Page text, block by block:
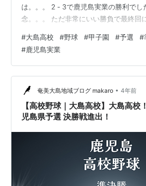
は。。。 2 - 3で鹿児島実業の勝利でし
念。。。 ただ非常にいい勝負で最終回
すごかったです。 九州大会準優勝のと
中央戦も凄い粘りを見せてくれました
りの源はなんなのかほんとにすごかっ
て表現がすごいしか言えなくなるほど
うほどすごいです。 大島高校 VS 鹿児
児島実業が2…
#大島高校 #野球 #甲子園 #予選 #
#鹿児島実業
奄美大島地域ブログ makaro • 4年前
【高校野球｜大島高校】大島高校
児島県予選 決勝戦進出！